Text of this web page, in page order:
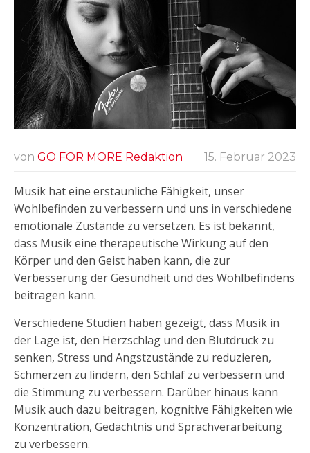
von GO FOR MORE Redaktion 15. Februar 2023
Musik hat eine erstaunliche Fähigkeit, unser
Wohlbefinden zu verbessern und uns in verschiedene
emotionale Zustände zu versetzen. Es ist bekannt,
dass Musik eine therapeutische Wirkung auf den
Körper und den Geist haben kann, die zur
Verbesserung der Gesundheit und des Wohlbefindens
beitragen kann.
Verschiedene Studien haben gezeigt, dass Musik in
der Lage ist, den Herzschlag und den Blutdruck zu
senken, Stress und Angstzustände zu reduzieren,
Schmerzen zu lindern, den Schlaf zu verbessern und
die Stimmung zu verbessern. Darüber hinaus kann
Musik auch dazu beitragen, kognitive Fähigkeiten wie
Konzentration, Gedächtnis und Sprachverarbeitung
zu verbessern.